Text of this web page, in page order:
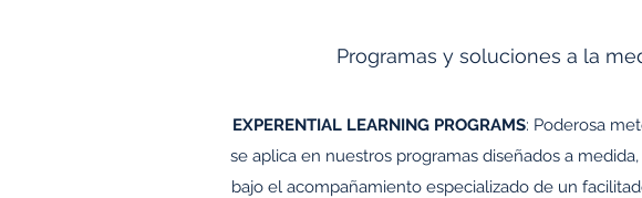
Programas y soluciones a la
EXPERENTIAL LEARNING PROGRAMS: Poderosa
se aplica en nuestros programas diseñados a
bajo el acompañamiento especializado de un